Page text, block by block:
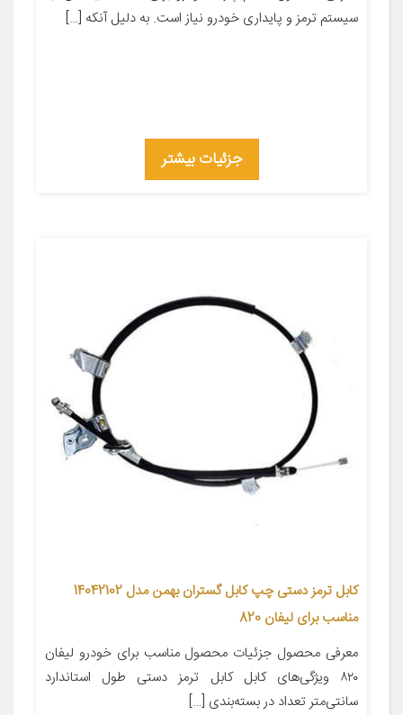
سیستم ترمز و پایداری خودرو نیاز است. به دلیل آنکه […]
جزئیات بیشتر
کابل ترمز دستی چپ کابل گستران بهمن مدل 14042102
مناسب برای لیفان 820
معرفی محصول جزئیات محصول مناسب برای خودرو لیفان
۸۲۰ ویژگی‌های کابل کابل ترمز دستی طول استاندارد
سانتی‌متر تعداد در بسته‌بندی […]